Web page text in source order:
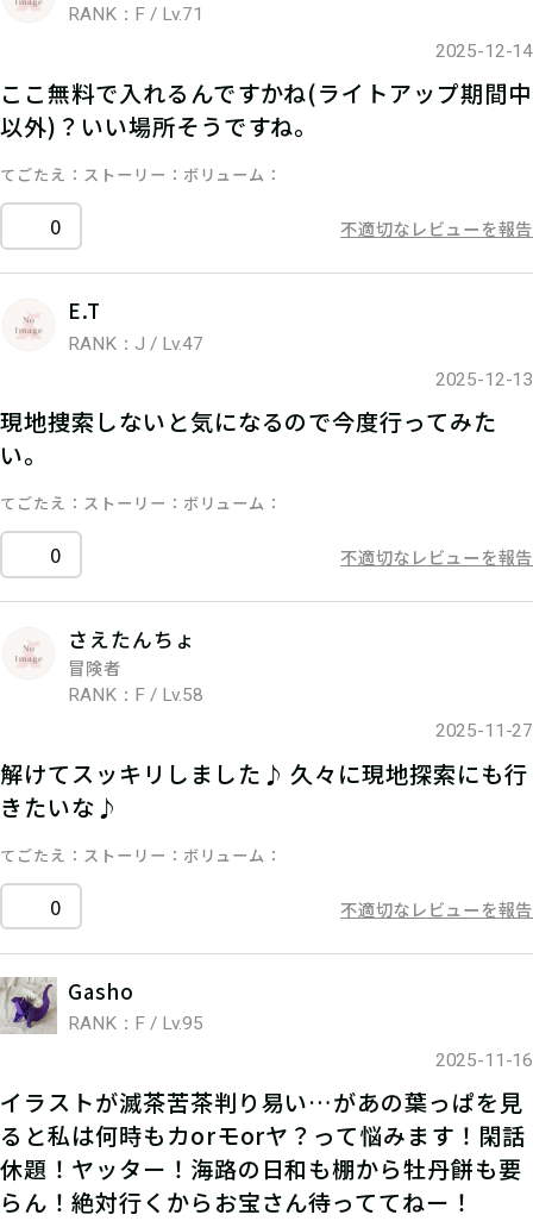
RANK：F / Lv.71
2025-12-14
ここ無料で入れるんですかね(ライトアップ期間中
以外)？いい場所そうですね。
てごたえ ストーリー ボリューム
0 不適切なレビューを報告
E.T
RANK：J / Lv.47
2025-12-13
現地捜索しないと気になるので今度行ってみた
い。
てごたえ ストーリー ボリューム
0 不適切なレビューを報告
さえたんちょ
冒険者
RANK：F / Lv.58
2025-11-27
解けてスッキリしました♪ 久々に現地探索にも行
きたいな♪
てごたえ ストーリー ボリューム
0 不適切なレビューを報告
Gasho
RANK：F / Lv.95
2025-11-16
イラストが滅茶苦茶判り易い…があの葉っぱを見
ると私は何時もカorモorヤ？って悩みます！閑話
休題！ヤッター！海路の日和も棚から牡丹餅も要
らん！絶対行くからお宝さん待っててねー！